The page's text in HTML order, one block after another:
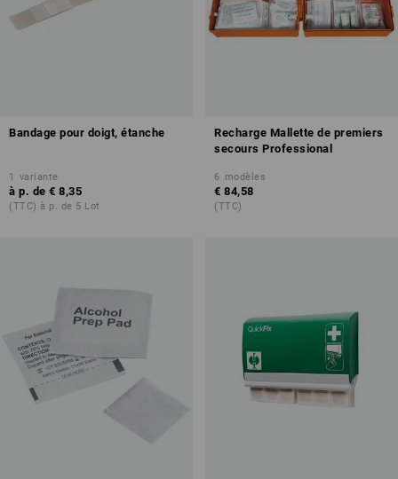
Bandage pour doigt, étanche
1 variante
à p. de € 8,35
(TTC) à p. de 5 Lot
Recharge Mallette de premiers
secours Professional
6 modèles
€ 84,58
(TTC)